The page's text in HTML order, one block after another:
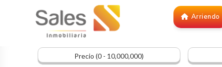
Arriendo
Precio (0 - 10,000,000)